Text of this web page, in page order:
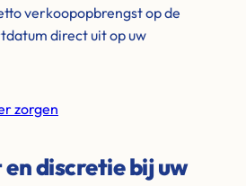
verkoopopbrengst op de
direct uit op uw
zorgen
discretie bij uw